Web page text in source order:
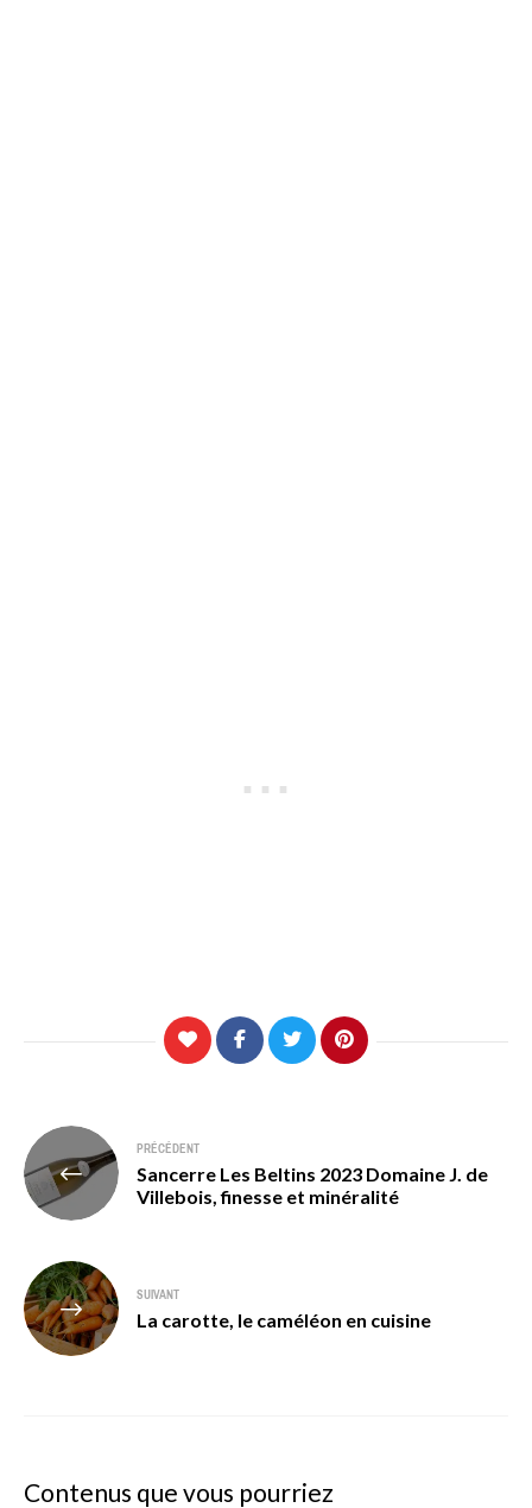
Navigation
de
l’article
PRÉCÉDENT
Sancerre Les Beltins 2023 Domaine J. de
Villebois, finesse et minéralité
SUIVANT
La carotte, le caméléon en cuisine
Contenus que vous pourriez